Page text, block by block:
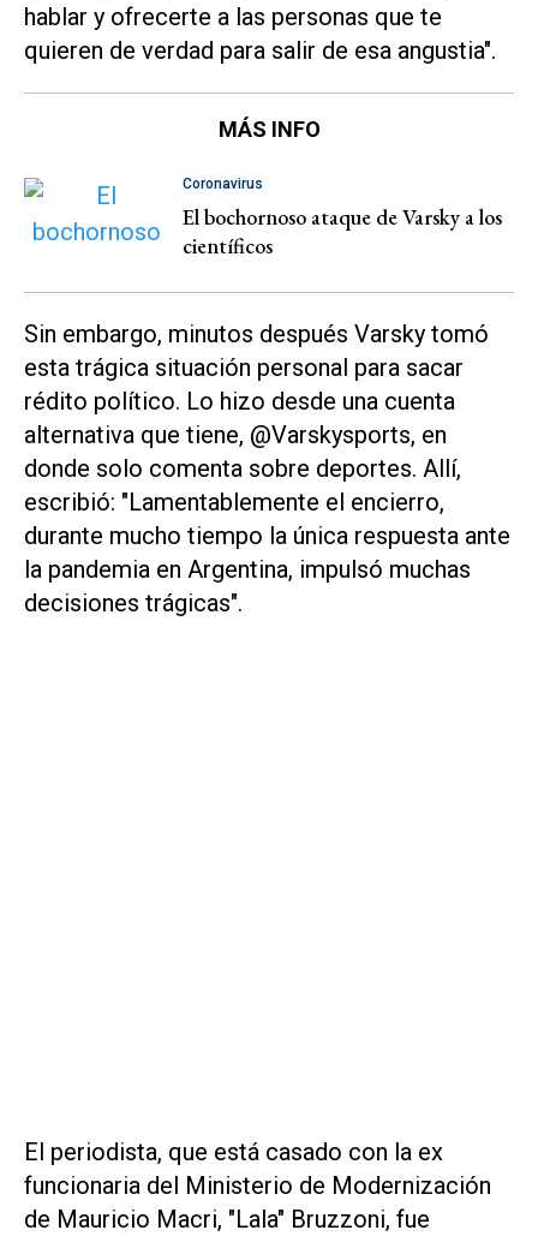
hablar y ofrecerte a las personas que te
quieren de verdad para salir de esa angustia".
MÁS INFO
Coronavirus
El bochornoso ataque de Varsky a los
científicos
Sin embargo, minutos después Varsky tomó
esta trágica situación personal para sacar
rédito político. Lo hizo desde una cuenta
alternativa que tiene, @Varskysports, en
donde solo comenta sobre deportes. Allí,
escribió: "Lamentablemente el encierro,
durante mucho tiempo la única respuesta ante
la pandemia en Argentina, impulsó muchas
decisiones trágicas".
El periodista, que está casado con la ex
funcionaria del Ministerio de Modernización
de Mauricio Macri, "Lala" Bruzzoni, fue